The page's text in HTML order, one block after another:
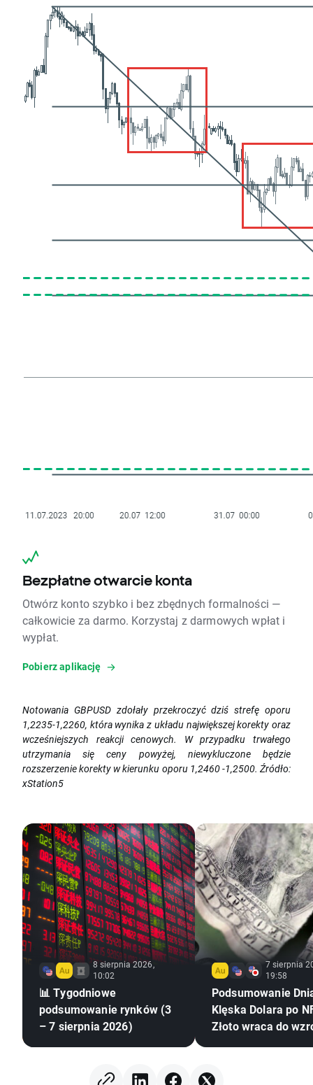
Bezpłatne otwarcie konta
Otwórz konto szybko i bez zbędnych formalności —
całkowicie za darmo. Korzystaj z darmowych wpłat i
wypłat.
Pobierz aplikację
Notowania GBPUSD zdołały przekroczyć dziś strefę oporu
1,2235-1,2260, która wynika z układu największej korekty oraz
wcześniejszych reakcji cenowych. W przypadku trwałego
utrzymania się ceny powyżej, niewykluczone będzie
rozszerzenie korekty w kierunku oporu 1,2460 -1,2500. Źródło:
xStation5
8 sierpnia 2026,
10:02
📊 Tygodniowe
podsumowanie rynków (3
– 7 sierpnia 2026)
7 sierpnia
19:58
Podsumowanie
Klęska Dolara po
Złoto wraca do